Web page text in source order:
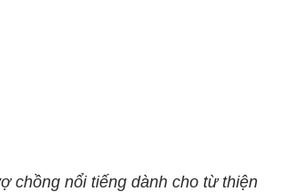
chồng nổi tiếng dành cho từ thiện